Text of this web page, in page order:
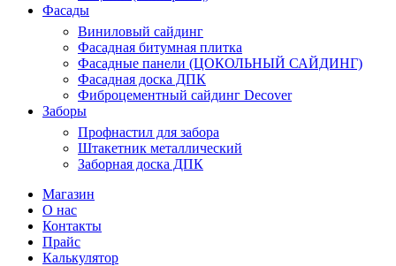
Фасады
Виниловый сайдинг
Фасадная битумная плитка
Фасадные панели (ЦОКОЛЬНЫЙ САЙДИНГ)
Фасадная доска ДПК
Фиброцементный сайдинг Decover
Заборы
Профнастил для забора
Штакетник металлический
Заборная доска ДПК
Магазин
О нас
Контакты
Прайс
Калькулятор